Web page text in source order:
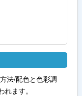
法/配色と色彩調
ます。